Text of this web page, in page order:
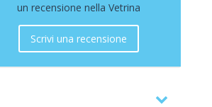
un recensione nella Vetrina
Scrivi una recensione